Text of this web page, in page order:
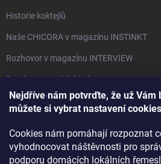
Nejdříve nám potvrďte, že už Vám
můžete si vybrat nastavení
Cookies nám pomáhají rozpoznat
vyhodnocovat náštěvnosti pro
podporu domácích lokálních
Historie koktejlů
Naše CHICORA v magazínu INSTINKT
Rozhovor v magazínu INTERVIEW
Bourbon, americká krása.
Napsali v TÝDNU o naší práci
Rozhovor s DESTILERKA.CZ v magazínu